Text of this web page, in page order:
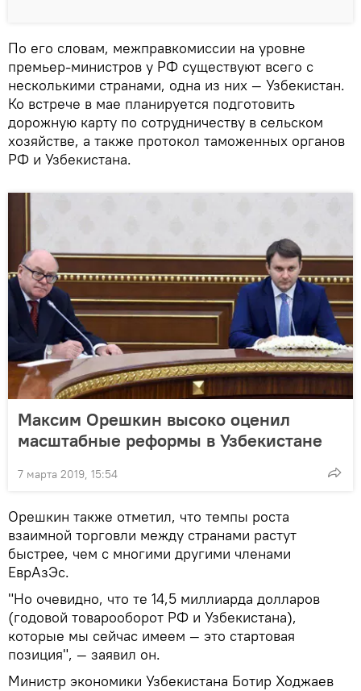
По его словам, межправкомиссии на уровне
премьер-министров у РФ существуют всего с
несколькими странами, одна из них — Узбекистан.
Ко встрече в мае планируется подготовить
дорожную карту по сотрудничеству в сельском
хозяйстве, а также протокол таможенных органов
РФ и Узбекистана.
Максим Орешкин высоко оценил
масштабные реформы в Узбекистане
7 марта 2019, 15:54
Орешкин также отметил, что темпы роста
взаимной торговли между странами растут
быстрее, чем с многими другими членами
ЕврАзЭс.
"Но очевидно, что те 14,5 миллиарда долларов
(годовой товарооборот РФ и Узбекистана),
которые мы сейчас имеем — это стартовая
позиция", — заявил он.
Министр экономики Узбекистана Ботир Ходжаев